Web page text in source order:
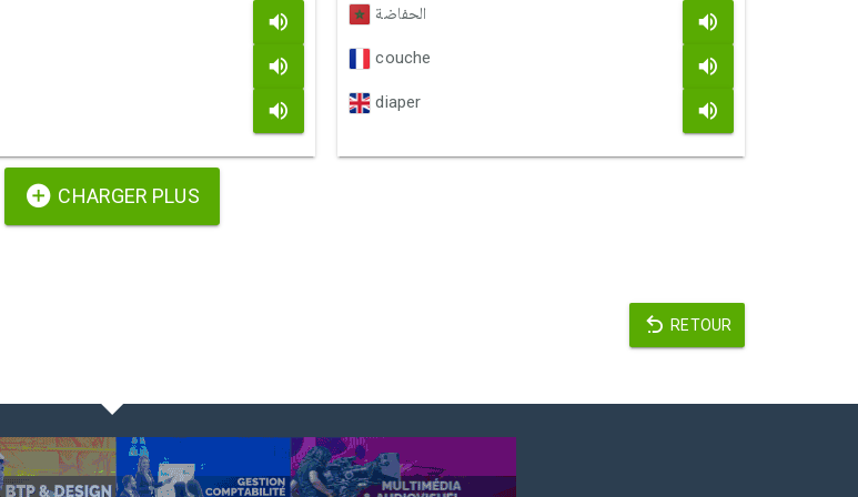
الحفاضة
couche
diaper
CHARGER PLUS
RETOUR